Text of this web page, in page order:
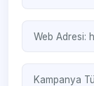
Web Adresi:
Kampanya